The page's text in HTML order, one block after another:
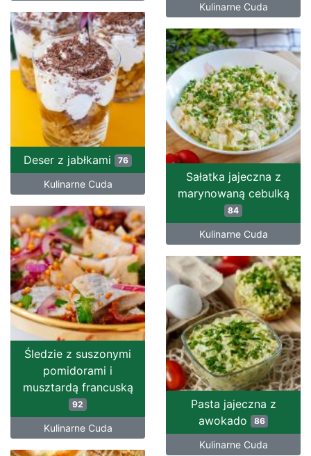
Kulinarne Cuda
Deser z jabłkami 76
Kulinarne Cuda
Sałatka jajeczna z
marynowaną cebulką
84
Kulinarne Cuda
Śledzie z suszonymi
pomidorami i
musztardą francuską
92
Kulinarne Cuda
Pasta jajeczna z
awokado
86
Kulinarne Cuda